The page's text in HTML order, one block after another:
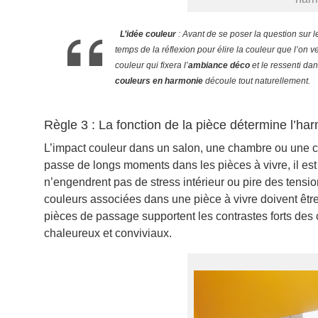
L’idée couleur: Avant de se poser la question sur
temps de la réflexion pour élire la couleur que l’on
couleur qui fixera l’ambiance déco et le ressenti
couleurs en harmonie découle tout naturellement.
Règle 3 : La fonction de la pièce détermine
L’impact couleur dans un salon, une chambre ou une
passe de longs moments dans les pièces à vivre, il
n’engendrent pas de stress intérieur ou pire des
couleurs associées dans une pièce à vivre doivent
pièces de passage supportent les contrastes forts
chaleureux et conviviaux.